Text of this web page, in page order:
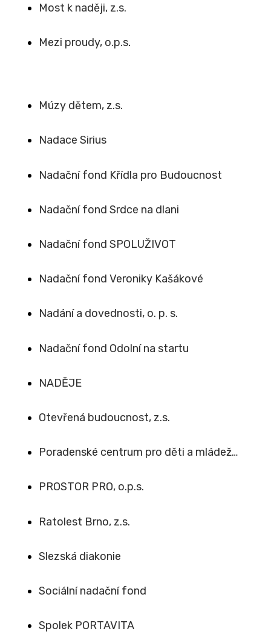
Most k naději, z.s.
Mezi proudy, o.p.s.
Múzy dětem, z.s.
Nadace Sirius
Nadační fond Křídla pro Budoucnost
Nadační fond Srdce na dlani
Nadační fond SPOLUŽIVOT
Nadační fond Veroniky Kašákové
Nadání a dovednosti, o. p. s.
Nadační fond Odolní na startu
NADĚJE
Otevřená budoucnost, z.s.
Poradenské centrum pro děti a mládež…
PROSTOR PRO, o.p.s.
Ratolest Brno, z.s.
Slezská diakonie
Sociální nadační fond
Spolek PORTAVITA